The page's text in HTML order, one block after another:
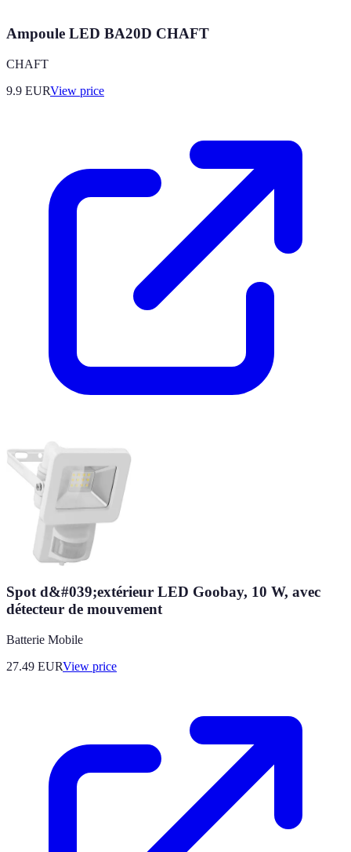
Ampoule LED BA20D CHAFT
CHAFT
9.9 EURView price
Spot d&#039;extérieur LED Goobay, 10 W, avec
détecteur de mouvement
Batterie Mobile
27.49 EURView price